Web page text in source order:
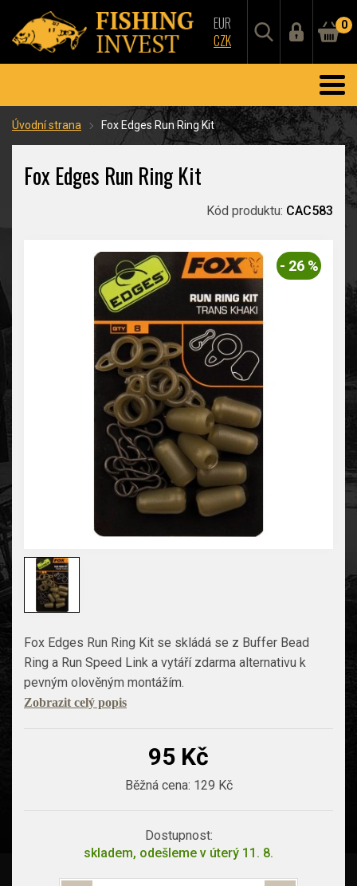
EUR
CZK
0
Úvodní strana Fox Edges Run Ring Kit
Fox Edges Run Ring Kit
Kód produktu: CAC583
- 26 %
Fox Edges Run Ring Kit se skládá se z Buffer Bead
Ring a Run Speed Link a vytáří zdarma alternativu k
pevným olověným montážím.
Zobrazit celý popis
95 Kč
Běžná cena: 129 Kč
Dostupnost:
skladem, odešleme v úterý 11. 8.